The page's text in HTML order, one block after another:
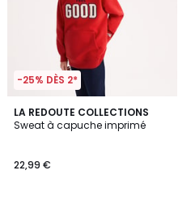
-25% DÈS 2*
LA REDOUTE COLLECTIONS
Sweat à capuche imprimé
22,99 €